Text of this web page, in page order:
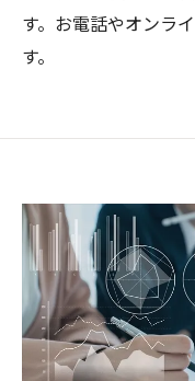
す。お電話やオンラ
す。